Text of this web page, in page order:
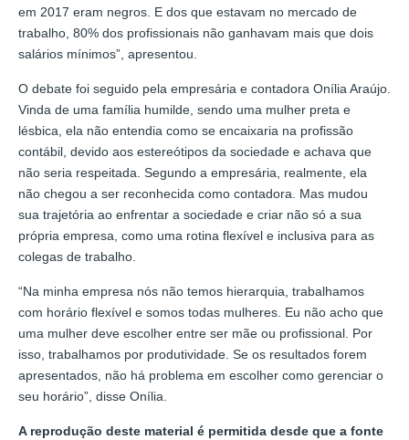
em 2017 eram negros. E dos que estavam no mercado de
trabalho, 80% dos profissionais não ganhavam mais que dois
salários mínimos”, apresentou.
O debate foi seguido pela empresária e contadora Onília Araújo.
Vinda de uma família humilde, sendo uma mulher preta e
lésbica, ela não entendia como se encaixaria na profissão
contábil, devido aos estereótipos da sociedade e achava que
não seria respeitada. Segundo a empresária, realmente, ela
não chegou a ser reconhecida como contadora. Mas mudou
sua trajetória ao enfrentar a sociedade e criar não só a sua
própria empresa, como uma rotina flexível e inclusiva para as
colegas de trabalho.
“Na minha empresa nós não temos hierarquia, trabalhamos
com horário flexível e somos todas mulheres. Eu não acho que
uma mulher deve escolher entre ser mãe ou profissional. Por
isso, trabalhamos por produtividade. Se os resultados forem
apresentados, não há problema em escolher como gerenciar o
seu horário”, disse Onília.
A reprodução deste material é permitida desde que a fonte